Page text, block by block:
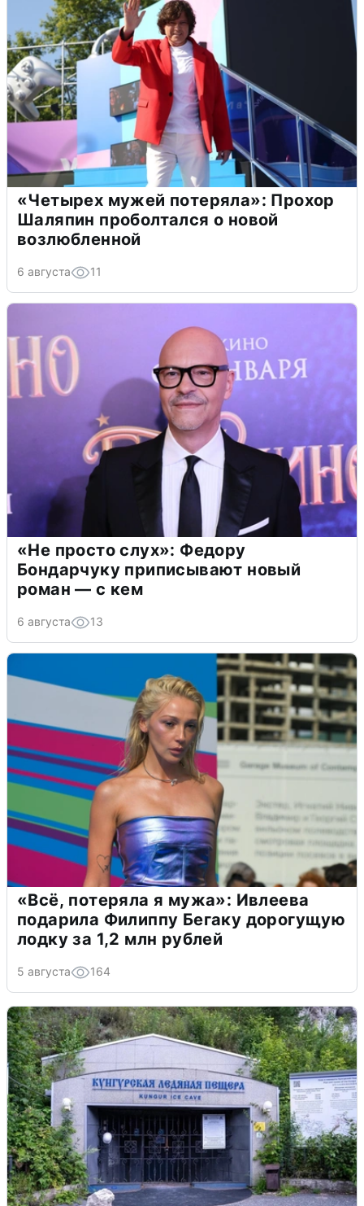
«Четырех мужей потеряла»: Прохор
Шаляпин проболтался о новой
возлюбленной
6 августа 11
«Не просто слух»: Федору
Бондарчуку приписывают новый
роман — с кем
6 августа 13
«Всё, потеряла я мужа»: Ивлеева
подарила Филиппу Бегаку дорогущую
лодку за 1,2 млн рублей
5 августа 164